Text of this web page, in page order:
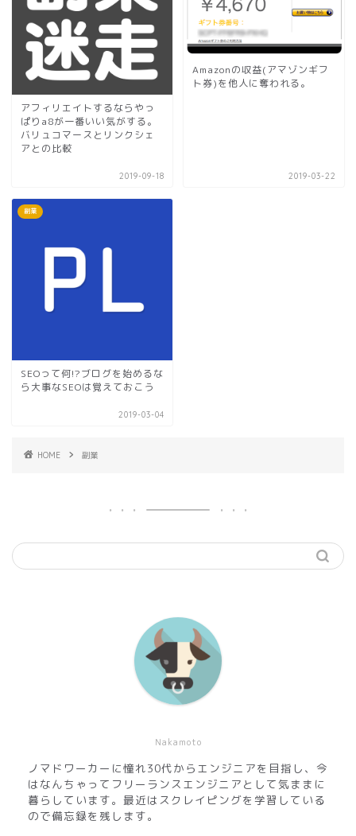
アフィリエイトするならやっ
ぱりa8が一番いい気がする。
バリュコマースとリンクシェ
アとの比較
2019-09-18
Amazonの収益(アマゾンギフ
ト券)を他人に奪われる。
2019-03-22
副業
SEOって何!?ブログを始めるな
ら大事なSEOは覚えておこう
2019-03-04
HOME 副業
Nakamoto
ノマドワーカーに憧れ30代からエンジニアを目指し、今
はなんちゃってフリーランスエンジニアとして気ままに
暮らしています。最近はスクレイピングを学習している
ので備忘録を残します。